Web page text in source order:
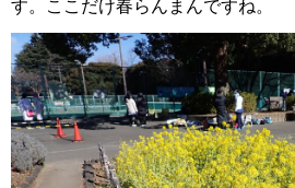
す。ここだけ春らんまんですね。